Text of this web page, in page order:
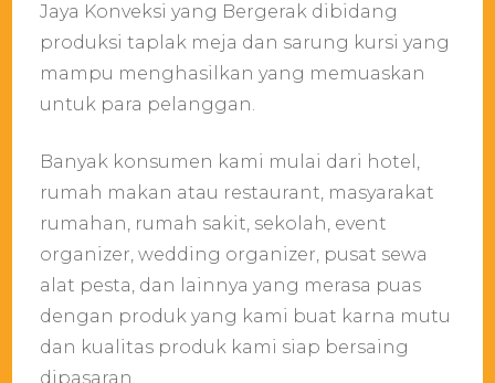
Jaya Konveksi yang Bergerak dibidang
produksi taplak meja dan sarung kursi yang
mampu menghasilkan yang memuaskan
untuk para pelanggan.
Banyak konsumen kami mulai dari hotel,
rumah makan atau restaurant, masyarakat
rumahan, rumah sakit, sekolah, event
organizer, wedding organizer, pusat sewa
alat pesta, dan lainnya yang merasa puas
dengan produk yang kami buat karna mutu
dan kualitas produk kami siap bersaing
dipasaran.